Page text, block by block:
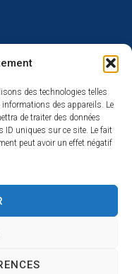
des technologies telles
informations des appareils. Le
de traiter des données
ID uniques sur ce site. Le fait
peut avoir un effet négatif